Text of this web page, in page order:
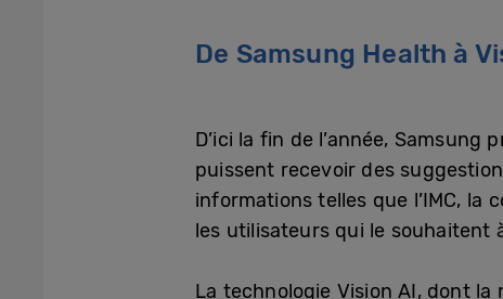
De Samsung Health à
D’ici la fin de l’année,
puissent recevoir des
informations telles que l’IMC, la
les utilisateurs qui le
La technologie Vision AI, dont